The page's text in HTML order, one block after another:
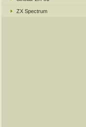
ZX Spectrum